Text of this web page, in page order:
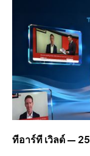
ทีอาร์ที เวิลด์ —